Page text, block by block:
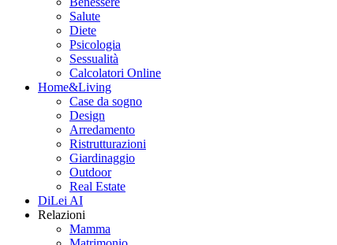
Salute
Diete
Psicologia
Sessualità
Calcolatori Online
Home&Living
Case da sogno
Design
Arredamento
Ristrutturazioni
Giardinaggio
Outdoor
Real Estate
DiLei AI
Relazioni
Mamma